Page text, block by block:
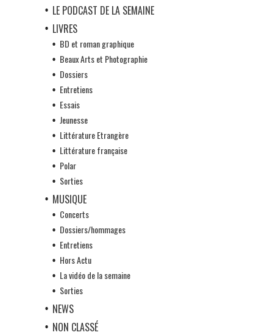
LE PODCAST DE LA SEMAINE
LIVRES
BD et roman graphique
Beaux Arts et Photographie
Dossiers
Entretiens
Essais
Jeunesse
Littérature Etrangère
Littérature française
Polar
Sorties
MUSIQUE
Concerts
Dossiers/hommages
Entretiens
Hors Actu
La vidéo de la semaine
Sorties
NEWS
NON CLASSÉ